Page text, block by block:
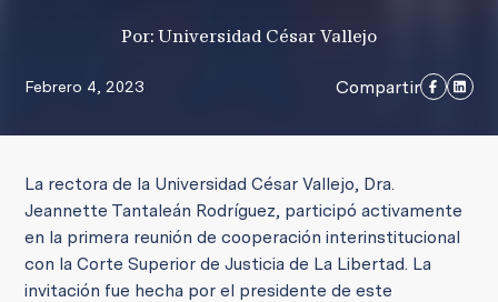
Por: Universidad César Vallejo
Febrero 4, 2023 Compartir
La rectora de la Universidad César Vallejo, Dra.
Jeannette Tantaleán Rodríguez, participó activamente
en la primera reunión de cooperación interinstitucional
con la Corte Superior de Justicia de La Libertad. La
invitación fue hecha por el presidente de este